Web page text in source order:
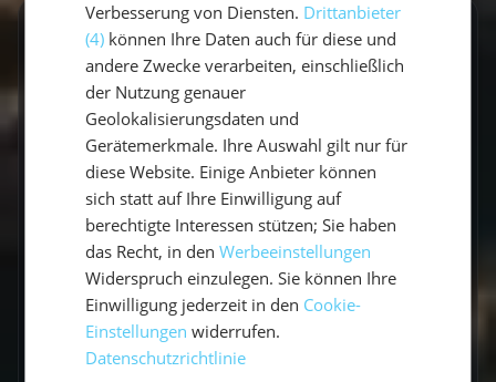
GESCHRIEBEN VON
Claudia Grubert
Travel Influencerin & Segel-Expertin
Claudia ist begeisterte Travel Influencerin und
leidenschaftliche Seglerin. Auf unserem Blog
teilt sie ihre besten Reiseerlebnisse, fundierte
Revierberichte und praktisches Segelwissen
für dein nächstes Abenteuer auf dem Wasser.
Zum Autorenprofil→
Verbesserung von Diensten. Drittanbieter
(4) können Ihre Daten auch für diese und
andere Zwecke verarbeiten, einschließlich
der Nutzung genauer
Geolokalisierungsdaten und
Gerätemerkmale. Ihre Auswahl gilt nur für
diese Website. Einige Anbieter können
sich statt auf Ihre Einwilligung auf
berechtigte Interessen stützen; Sie haben
das Recht, in denWerbeeinstellungen
Widerspruch einzulegen. Sie können Ihre
Einwilligung jederzeit in den Cookie-
Einstellungen widerrufen.
Datenschutzrichtlinie